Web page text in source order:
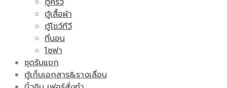
ตู้เสื้อผ้า
ตู้โชว์ทีวี
ที่นอน
โซฟา
ชุดรับแขก
ตู้เก็บเอกสาร&รางเลื่อน